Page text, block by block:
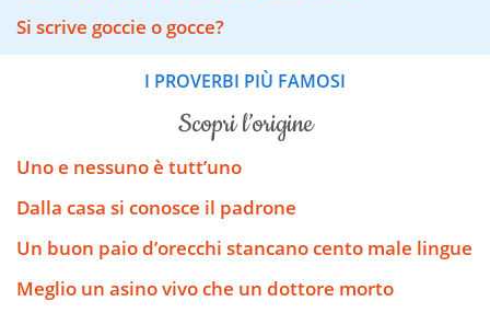
Si scrive goccie o gocce?
I PROVERBI PIÙ FAMOSI
scopri l’origine
Uno e nessuno è tutt’uno
Dalla casa si conosce il padrone
Un buon paio d’orecchi stancano cento male lingue
Meglio un asino vivo che un dottore morto